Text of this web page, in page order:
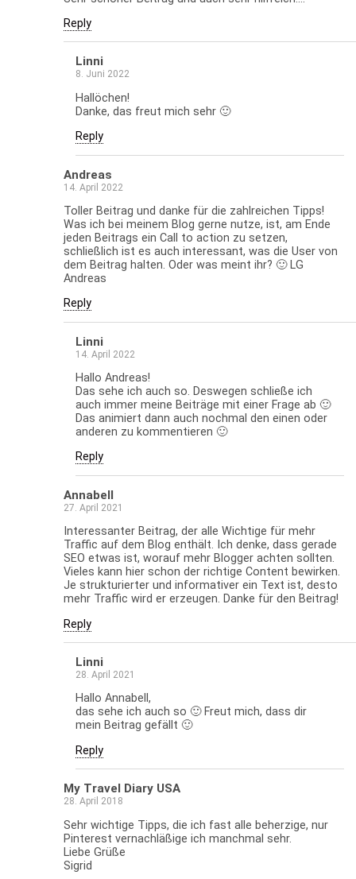
Reply
Linni
8. Juni 2022
Hallöchen!
Danke, das freut mich sehr 🙂
Reply
Andreas
14. April 2022
Toller Beitrag und danke für die zahlreichen Tipps!
Was ich bei meinem Blog gerne nutze, ist, am Ende
jeden Beitrags ein Call to action zu setzen,
schließlich ist es auch interessant, was die User von
dem Beitrag halten. Oder was meint ihr? 🙂 LG
Andreas
Reply
Linni
14. April 2022
Hallo Andreas!
Das sehe ich auch so. Deswegen schließe ich
auch immer meine Beiträge mit einer Frage ab 🙂
Das animiert dann auch nochmal den einen oder
anderen zu kommentieren 🙂
Reply
Annabell
27. April 2021
Interessanter Beitrag, der alle Wichtige für mehr
Traffic auf dem Blog enthält. Ich denke, dass gerade
SEO etwas ist, worauf mehr Blogger achten sollten.
Vieles kann hier schon der richtige Content bewirken.
Je strukturierter und informativer ein Text ist, desto
mehr Traffic wird er erzeugen. Danke für den Beitrag!
Reply
Linni
28. April 2021
Hallo Annabell,
das sehe ich auch so 🙂 Freut mich, dass dir
mein Beitrag gefällt 🙂
Reply
My Travel Diary USA
28. April 2018
Sehr wichtige Tipps, die ich fast alle beherzige, nur
Pinterest vernachläßige ich manchmal sehr.
Liebe Grüße
Sigrid